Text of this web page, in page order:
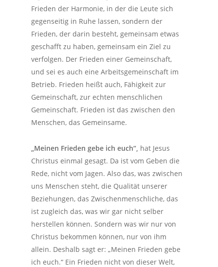
Frieden der Harmonie, in der die Leute sich
gegenseitig in Ruhe lassen, sondern der
Frieden, der darin besteht, gemeinsam etwas
geschafft zu haben, gemeinsam ein Ziel zu
verfolgen. Der Frieden einer Gemeinschaft,
und sei es auch eine Arbeitsgemeinschaft im
Betrieb. Frieden heißt auch, Fähigkeit zur
Gemeinschaft, zur echten menschlichen
Gemeinschaft. Frieden ist daszwischen den
Menschen, das Gemeinsame.
„Meinen Frieden gebe ich euch“, hat Jesus
Christus einmal gesagt. Da ist vom Geben die
Rede, nicht vom Jagen. Also das, was zwischen
uns Menschen steht, die Qualität unserer
Beziehungen, das Zwischenmenschliche, das
ist zugleich das, was wir gar nicht selber
herstellen können. Sondern was wir nur von
Christus bekommen können, nur von ihm
allein. Deshalb sagt er: „Meinen Frieden gebe
ich euch.“ Ein Frieden nichtvon dieser Welt,